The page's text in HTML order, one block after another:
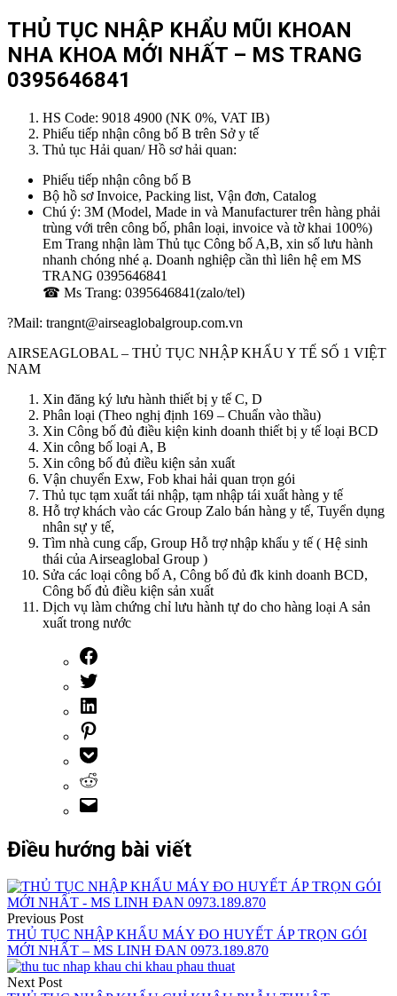
THỦ TỤC NHẬP KHẨU MŨI KHOAN
NHA KHOA MỚI NHẤT – MS TRANG
0395646841
HS Code: 9018 4900 (NK 0%, VAT IB)
Phiếu tiếp nhận công bố B trên Sở y tế
Thủ tục Hải quan/ Hồ sơ hải quan:
Phiếu tiếp nhận công bố B
Bộ hồ sơ Invoice, Packing list, Vận đơn, Catalog
Chú ý: 3M (Model, Made in và Manufacturer trên hàng phải
trùng với trên công bố, phân loại, invoice và tờ khai 100%)
Em Trang nhận làm Thủ tục Công bố A,B, xin số lưu hành
nhanh chóng nhé ạ. Doanh nghiệp cần thì liên hệ em MS
TRANG 0395646841
☎ Ms Trang: 0395646841(zalo/tel)
?Mail: trangnt@airseaglobalgroup.com.vn
AIRSEAGLOBAL – THỦ TỤC NHẬP KHẨU Y TẾ SỐ 1 VIỆT
NAM
Xin đăng ký lưu hành thiết bị y tế C, D
Phân loại (Theo nghị định 169 – Chuẩn vào thầu)
Xin Công bố đủ điều kiện kinh doanh thiết bị y tế loại BCD
Xin công bố loại A, B
Xin công bố đủ điều kiện sản xuất
Vận chuyển Exw, Fob khai hải quan trọn gói
Thủ tục tạm xuất tái nhập, tạm nhập tái xuất hàng y tế
Hỗ trợ khách vào các Group Zalo bán hàng y tế, Tuyển dụng
nhân sự y tế,
Tìm nhà cung cấp, Group Hỗ trợ nhập khẩu y tế ( Hệ sinh
thái của Airseaglobal Group )
Sửa các loại công bố A, Công bố đủ đk kinh doanh BCD,
Công bố đủ điều kiện sản xuất
Dịch vụ làm chứng chỉ lưu hành tự do cho hàng loại A sản
xuất trong nước
Điều hướng bài viết
Previous Post
THỦ TỤC NHẬP KHẨU MÁY ĐO HUYẾT ÁP TRỌN GÓI
MỚI NHẤT – MS LINH ĐAN 0973.189.870
Next Post